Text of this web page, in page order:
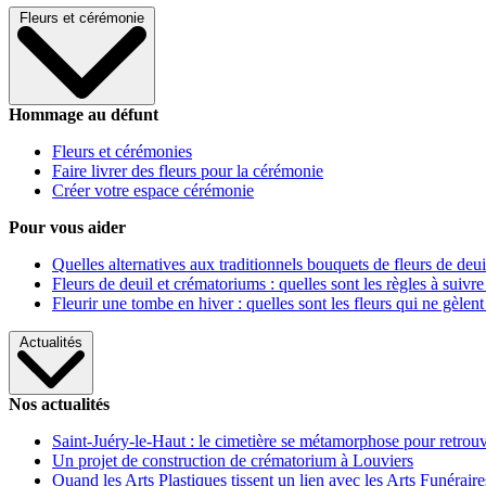
Fleurs et cérémonie
Hommage au défunt
Fleurs et cérémonies
Faire livrer des fleurs pour la cérémonie
Créer votre espace cérémonie
Pour vous aider
Quelles alternatives aux traditionnels bouquets de fleurs de
Fleurs de deuil et crématoriums : quelles sont les règles à
Fleurir une tombe en hiver : quelles sont les fleurs qui ne gèlent
Actualités
Nos actualités
Saint-Juéry-le-Haut : le cimetière se métamorphose pour
Un projet de construction de crématorium à Louviers
Quand les Arts Plastiques tissent un lien avec les Arts